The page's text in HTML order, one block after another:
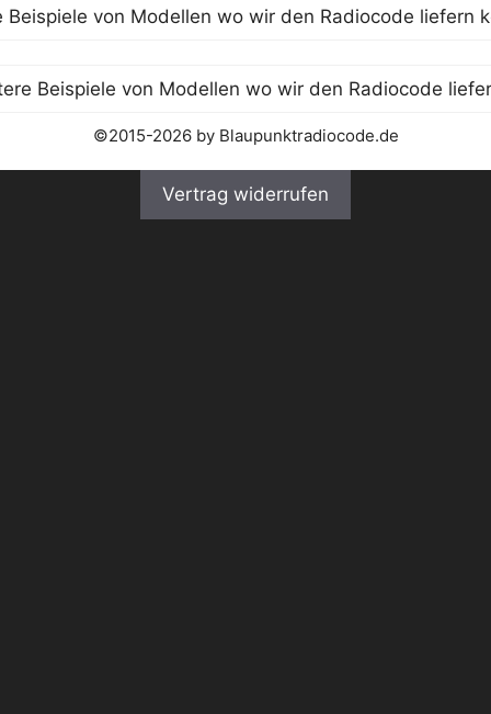
©2015-2026 by Blaupunktradiocode.de
Vertrag widerrufen